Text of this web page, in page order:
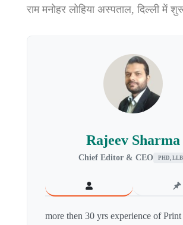
राम मनोहर लोहिया अस्पताल, दिल्ली में
Rajeev Sharma
Chief Editor & CEO PHD, LLB
more then 30 yrs experience of Print